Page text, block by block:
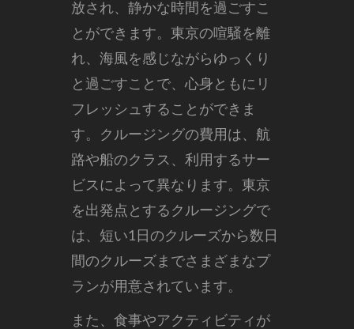
放され、静かな時間を過ごすこ
とができます。東京の喧騒を離
れ、海風を感じながらゆっくり
と過ごすことで、心身ともにリ
フレッシュすることができま
す。クルージングの費用は、航
路や船のクラス、利用するサー
ビスによって異なります。東京
を出発点とするクルージングで
は、短い1日のクルーズから数日
間のクルーズまでさまざまなプ
ランが用意されています。
また、食事やアクティビティが